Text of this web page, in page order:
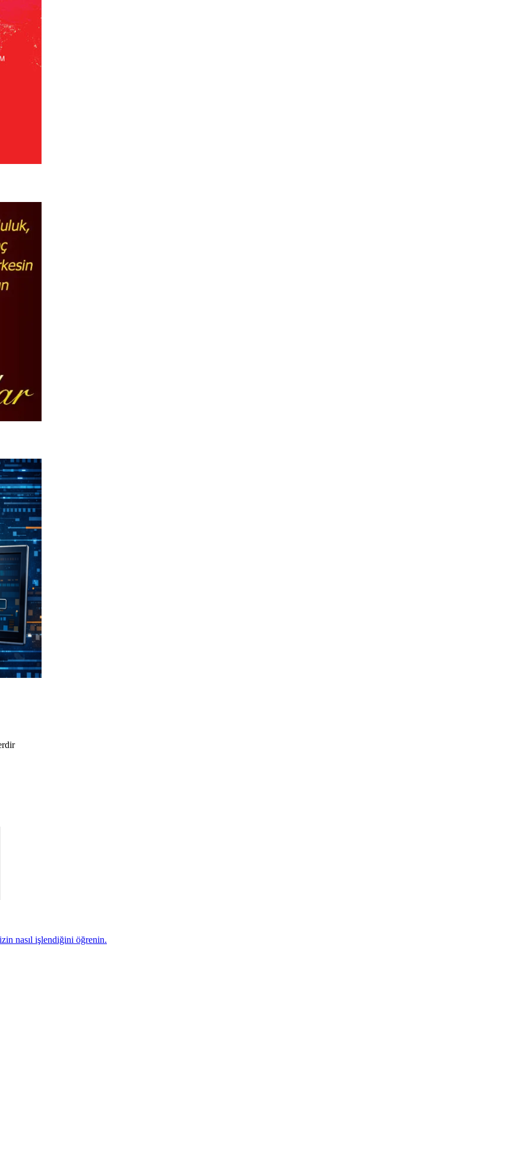
nasıl işlendiğini öğrenin.